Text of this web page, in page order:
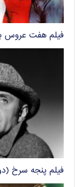
فیلم هفت عروس
فیلم پنجه سرخ